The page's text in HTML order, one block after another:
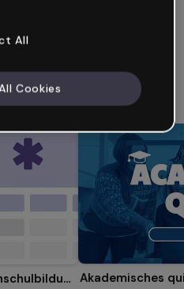
(19)
Akademischer Kalender Hochschulbildung Akademisches
All
Cookies